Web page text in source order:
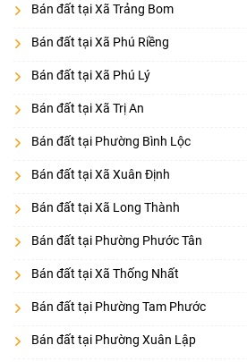
Bán đất tại Xã Trảng Bom
Bán đất tại Xã Phú Riềng
Bán đất tại Xã Phú Lý
Bán đất tại Xã Trị An
Bán đất tại Phường Bình Lộc
Bán đất tại Xã Xuân Định
Bán đất tại Xã Long Thành
Bán đất tại Phường Phước Tân
Bán đất tại Xã Thống Nhất
Bán đất tại Phường Tam Phước
Bán đất tại Phường Xuân Lập